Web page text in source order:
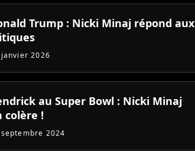
Trump : Nicki Minaj répond aux
2026
au Super Bowl : Nicki Minaj
colère !
2024